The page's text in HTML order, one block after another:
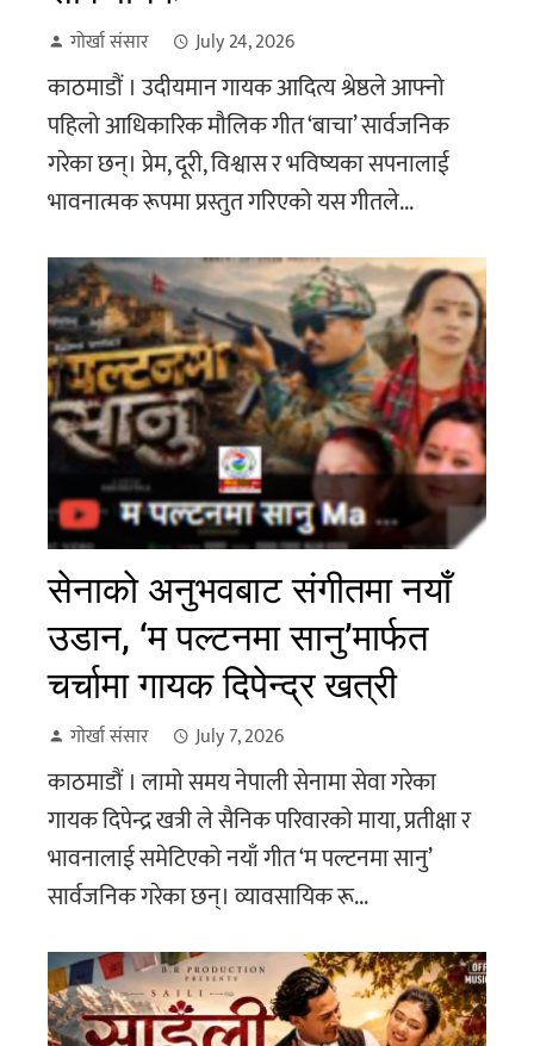
गोर्खा संसार July 24, 2026
काठमाडौं । उदीयमान गायक आदित्य श्रेष्ठले आफ्नो
पहिलो आधिकारिक मौलिक गीत ‘बाचा’ सार्वजनिक
गरेका छन्। प्रेम, दूरी, विश्वास र भविष्यका सपनालाई
भावनात्मक रूपमा प्रस्तुत गरिएको यस गीतले...
सेनाको अनुभवबाट संगीतमा नयाँ
उडान, ‘म पल्टनमा सानु’मार्फत
चर्चामा गायक दिपेन्द्र खत्री
गोर्खा संसार July 7, 2026
काठमाडौं । लामो समय नेपाली सेनामा सेवा गरेका
गायक दिपेन्द्र खत्री ले सैनिक परिवारको माया, प्रतीक्षा र
भावनालाई समेटिएको नयाँ गीत ‘म पल्टनमा सानु’
सार्वजनिक गरेका छन्। व्यावसायिक रू...